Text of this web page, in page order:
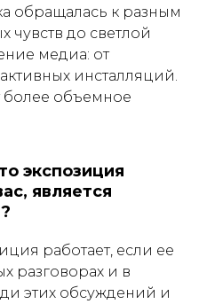
обращалась к разным
чувств до светлой
медиа: от
инсталляций.
более объемное
экспозиция
является
работает, если ее
разговорах и в
этих обсуждений и